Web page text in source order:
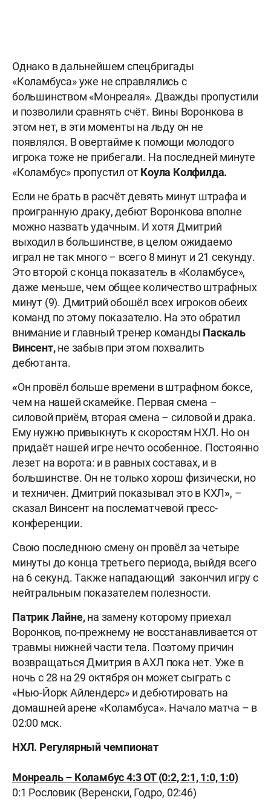
Однако в дальнейшем спецбригады
«Коламбуса» уже не справлялись с
большинством «Монреаля». Дважды пропустили
и позволили сравнять счёт. Вины Воронкова в
этом нет, в эти моменты на льду он не
появлялся. В овертайме к помощи молодого
игрока тоже не прибегали. На последней минуте
«Коламбус» пропустил отКоула Колфилда.
Если не брать в расчёт девять минут штрафа и
проигранную драку, дебют Воронкова вполне
можно назвать удачным. И хотя Дмитрий
выходил в большинстве, в целом ожидаемо
играл не так много – всего 8 минут и 21 секунду.
Это второй с конца показатель в «Коламбусе»,
даже меньше, чем общее количество штрафных
минут (9). Дмитрий обошёл всех игроков обеих
команд по этому показателю. На это обратил
внимание и главный тренер команды Паскаль
Винсент,не забыв при этом похвалить
дебютанта.
«Он провёл больше времени в штрафном боксе,
чем на нашей скамейке. Первая смена –
силовой приём, вторая смена – силовой и драка.
Ему нужно привыкнуть к скоростям НХЛ. Но он
придаёт нашей игре нечто особенное. Постоянно
лезет на ворота: и в равных составах, и в
большинстве. Он не только хорош физически, но
и техничен. Дмитрий показывал это в КХЛ», –
сказал Винсент на послематчевой пресс-
конференции.
Свою последнюю смену он провёл за четыре
минуты до конца третьего периода, выйдя всего
на 6 секунд. Также нападающий закончил игру с
нейтральным показателем полезности.
Патрик Лайне,на замену которому приехал
Воронков, по-прежнему не восстанавливается от
травмы нижней части тела. Поэтому причин
возвращаться Дмитрия в АХЛ пока нет. Уже в
ночь с 28 на 29 октября он может сыграть с
«Нью-Йорк Айлендерс» и дебютировать на
домашней арене «Коламбуса». Начало матча – в
02:00 мск.
НХЛ. Регулярный чемпионат
Монреаль – Коламбус 4:3 ОТ (0:2, 2:1, 1:0, 1:0)
0:1 Рословик (Веренски, Годро, 02:46)